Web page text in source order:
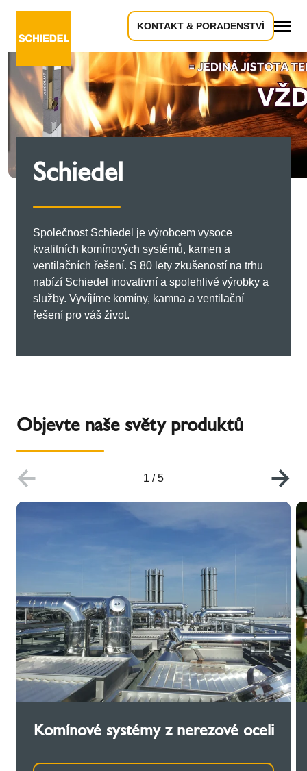
KONTAKT & PORADENSTVÍ
Schiedel
Společnost Schiedel je výrobcem vysoce
kvalitních komínových systémů, kamen a
ventilačních řešení. S 80 lety zkušeností na trhu
nabízí Schiedel inovativní a spolehlivé výrobky a
služby. Vyvíjíme komíny, kamna a ventilační
řešení pro váš život.
Objevte naše světy produktů
1 /5
Komínové systémy z nerezové oceli